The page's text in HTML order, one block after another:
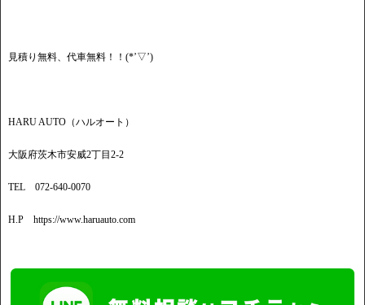
見積り無料、代車無料！！(*’▽’)
HARU AUTO（ハルオート）
大阪府茨木市安威2丁目2-2
TEL 072-640-0070
H.P https://www.haruauto.com